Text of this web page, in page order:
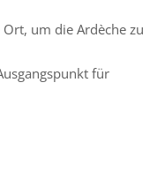
um die Ardèche zu
für